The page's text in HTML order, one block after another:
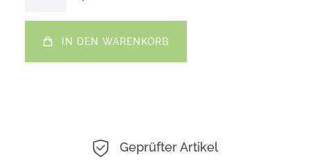
IN DEN WARENKORB
Geprüfter Artikel